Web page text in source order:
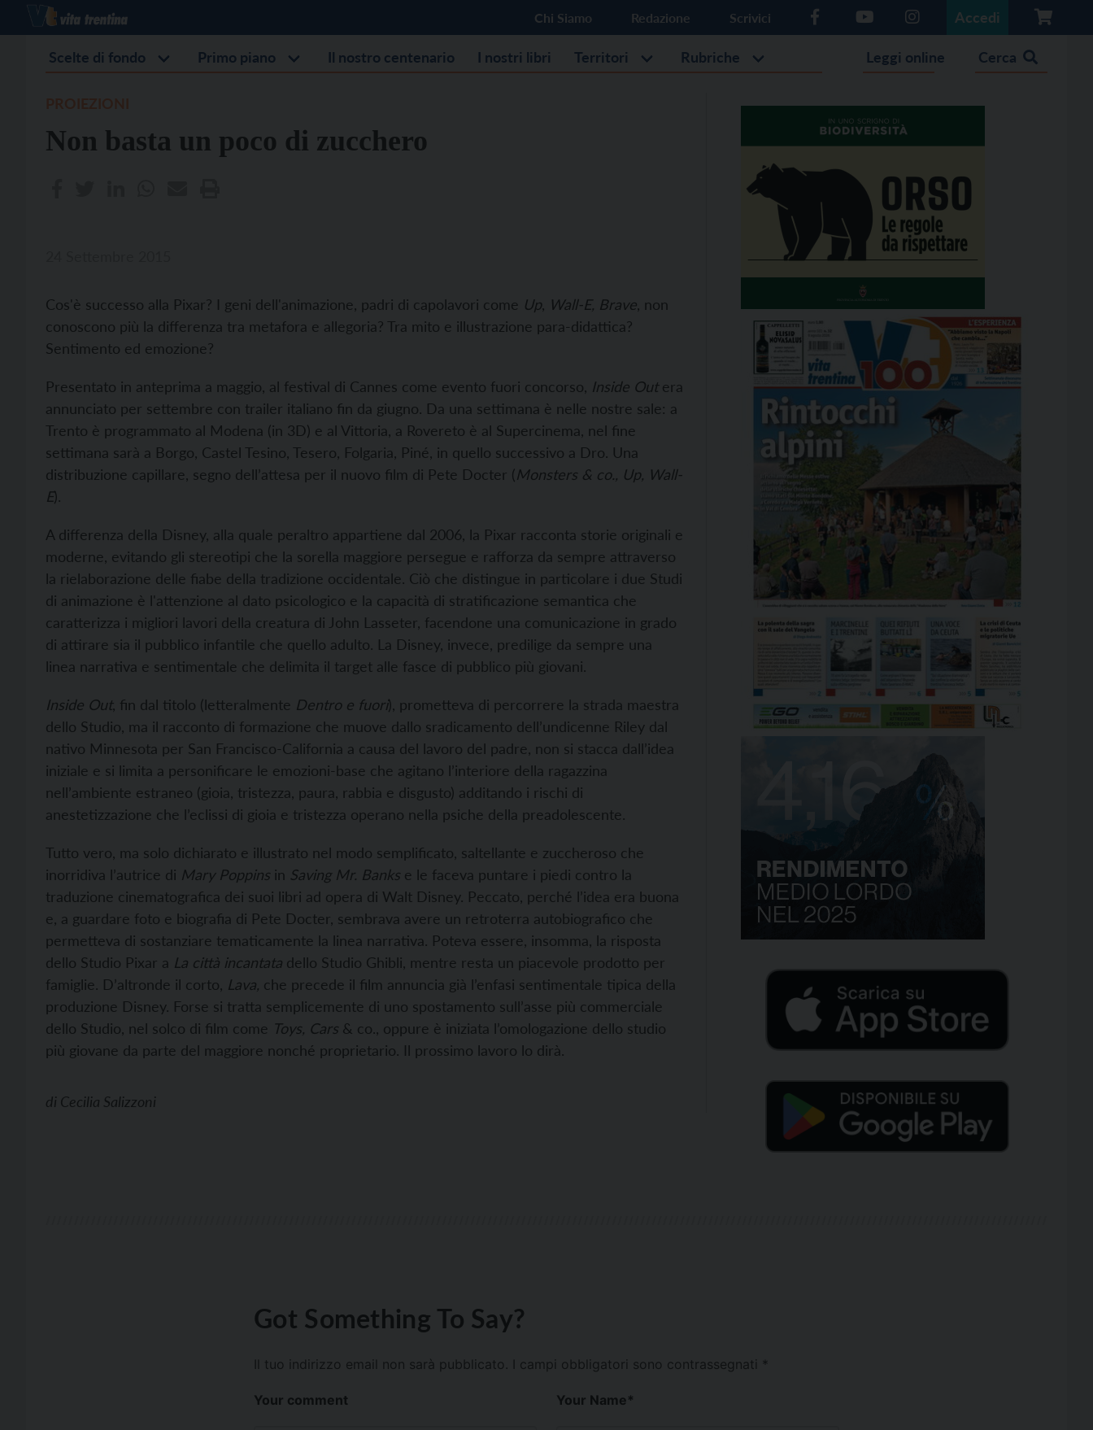
Chi Siamo Redazione Scrivici Accedi
Scelte di fondo Primo piano Il nostro centenario I nostri libri Territori Rubriche Leggi online Cerca
Non basta un poco di zucchero
Cos'è successo alla Pixar? I geni dell'animazione, padri di capolavori come Up Wall-E, Brave , non
conoscono più la differenza tra metafora e allegoria? Tra mito e illustrazione para-didattica?
Sentimento ed emozione?
Presentato in anteprima a maggio, al festival di Cannes come evento fuori concorso, Inside Outera
annunciato per settembre con trailer italiano fin da giugno. Da una settimana è nelle nostre sale: a
Trento è programmato al Modena (in 3D) e al Vittoria, a Rovereto è al Supercinema, nel fine
settimana sarà a Borgo, Castel Tesino, Tesero, Folgaria, Piné, in quello successivo a Dro. Una
distribuzione capillare, segno dell’attesa per il nuovo film di Pete Docter (Monsters & co., Up, Wall-
E).
A differenza della Disney, alla quale peraltro appartiene dal 2006, la Pixar racconta storie originali e
moderne, evitando gli stereotipi che la sorella maggiore persegue e rafforza da sempre attraverso
la rielaborazione delle fiabe della tradizione occidentale. Ciò che distingue in particolare i due Studi
di animazione è l'attenzione al dato psicologico e la capacità di stratificazione semantica che
caratterizza i migliori lavori della creatura di John Lasseter, facendone una comunicazione in grado
di attirare sia il pubblico infantile che quello adulto. La Disney, invece, predilige da sempre una
linea narrativa e sentimentale che delimita il target alle fasce di pubblico più giovani.
Inside Out, fin dal titolo (letteralmente Dentro e fuori), prometteva di percorrere la strada maestra
dello Studio, ma il racconto di formazione che muove dallo sradicamento dell’undicenne Riley dal
nativo Minnesota per San Francisco-California a causa del lavoro del padre, non si stacca dall’idea
iniziale e si limita a personificare le emozioni-base che agitano l’interiore della ragazzina
nell’ambiente estraneo (gioia, tristezza, paura, rabbia e disgusto) additando i rischi di
anestetizzazione che l’eclissi di gioia e tristezza operano nella psiche della preadolescente.
Tutto vero, ma solo dichiarato e illustrato nel modo semplificato, saltellante e zuccheroso che
inorridiva l’autrice di Mary Poppins in Saving Mr. Banks e le faceva puntare i piedi contro la
traduzione cinematografica dei suoi libri ad opera di Walt Disney. Peccato, perché l’idea era buona
e, a guardare foto e biografia di Pete Docter, sembrava avere un retroterra autobiografico che
permetteva di sostanziare tematicamente la linea narrativa. Poteva essere, insomma, la risposta
dello Studio Pixar a La città incantata dello Studio Ghibli, mentre resta un piacevole prodotto per
famiglie. D’altronde il corto, Lava, che precede il film annuncia già l’enfasi sentimentale tipica della
produzione Disney. Forse si tratta semplicemente di uno spostamento sull’asse più commerciale
dello Studio, nel solco di film come Toys, Cars & co., oppure è iniziata l’omologazione dello studio
più giovane da parte del maggiore nonché proprietario. Il prossimo lavoro lo dirà.
di Cecilia Salizzoni
Got Something To Say?
Il tuo indirizzo email non sarà pubblicato. I campi obbligatori sono contrassegnati *
Your comment Your Name*